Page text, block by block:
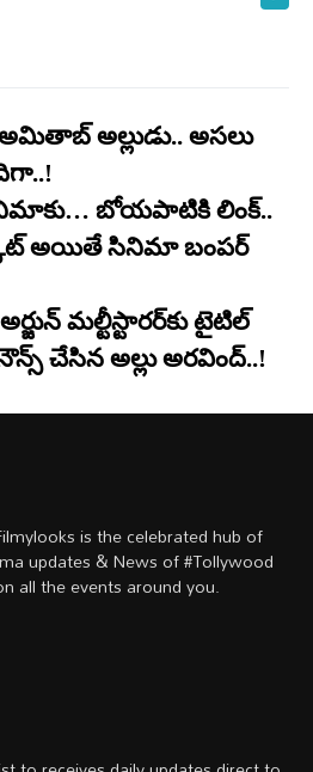
అల్లుడు.. అసలు
బోయపాటికి లింక్..
అయితే సినిమా బంపర్
మల్టీస్టారర్​కు టైటిల్
చేసిన అల్లు అరవింద్..!
is the celebrated hub of
updates & News of #Tollywood
all the events around you.